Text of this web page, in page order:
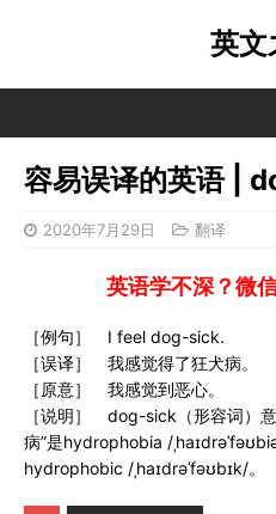
英文
容易误译的英语 |
2020年7月29日 翻译
英语学不深？微
［例句］ I feel dog-sick.
［误译］ 我感觉得了狂犬病。
［原意］ 我感觉到恶心。
［说明］ dog-sick（形容词）意
病”是hydrophobia /
hydrophobic /ˌhaɪdrəˈfəʊbɪk/。